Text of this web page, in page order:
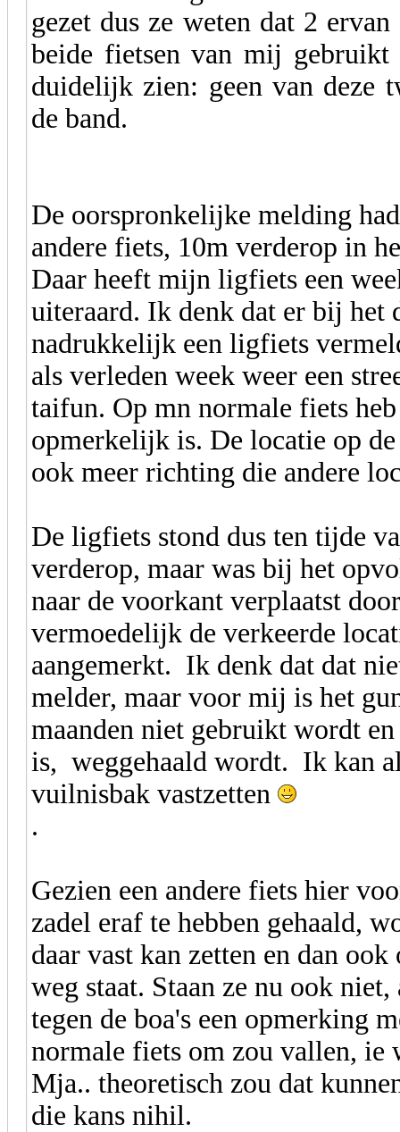
gezet dus ze weten dat 2
beide fietsen van mij gebruikt
duidelijk zien: geen van deze
de band.
De oorspronkelijke melding
andere fiets, 10m verderop in
Daar heeft mijn ligfiets een
uiteraard. Ik denk dat er bij het
nadrukkelijk een ligfiets
als verleden week weer een
taifun. Op mn normale fiets
opmerkelijk is. De locatie op
ook meer richting die andere
De ligfiets stond dus ten tijde
verderop, maar was bij het
naar de voorkant verplaatst
vermoedelijk de verkeerde
aangemerkt. Ik denk dat dat
melder, maar voor mij is het
maanden niet gebruikt wordt
is, weggehaald wordt. Ik kan
vuilnisbak vastzetten
.
Gezien een andere fiets hier
zadel eraf te hebben gehaald,
daar vast kan zetten en dan
weg staat. Staan ze nu ook
tegen de boa's een opmerking
normale fiets om zou vallen, ie
Mja.. theoretisch zou dat
die kans nihil.